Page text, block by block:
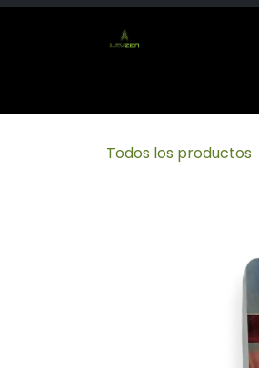
Ir al contenido
Todos los productos